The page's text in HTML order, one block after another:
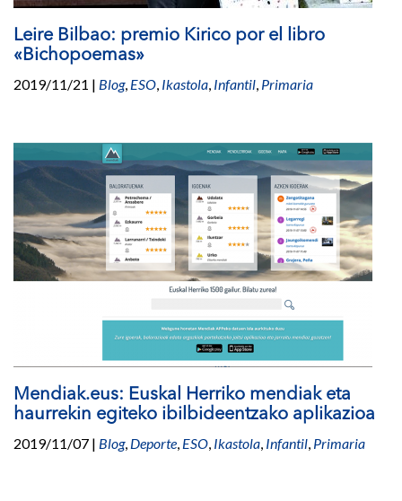
Leire Bilbao: premio Kirico por el libro
«Bichopoemas»
2019/11/21 | Blog, ESO, Ikastola, Infantil, Primaria
Mendiak.eus: Euskal Herriko mendiak eta
haurrekin egiteko ibilbideentzako aplikazioa
2019/11/07 | Blog, Deporte, ESO, Ikastola, Infantil, Primaria